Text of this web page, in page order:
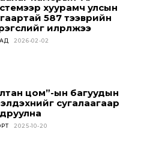
in the loop.
SUBSCRIBE
хуурамч улсын
587 тээврийн
илрүүлжээ
2026-02-02
цом”-ын багуудын
сугалаагаар
2025-10-20